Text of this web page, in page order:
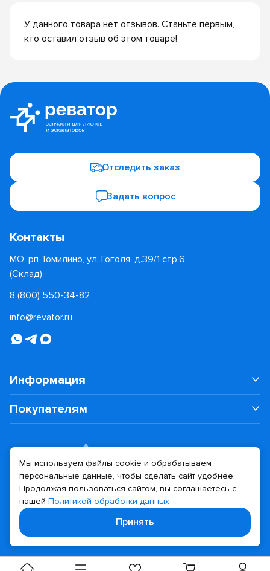
У данного товара нет отзывов. Станьте первым,
кто оставил отзыв об этом товаре!
Отследить заказ
Задать вопрос
Контакты
МО, рп Томилино, ул. Гоголя, д.39/1 стр.6
(Склад)
8 (800) 550-34-82
info@revator.ru
Информация
Покупателям
Политика конфиденциальности
Дизайн сайта Разработка сайта
Мы используем файлы cookie и обрабатываем
персональные данные, чтобы сделать сайт удобнее.
Продолжая пользоваться сайтом, вы соглашаетесь с
нашей Политикой обработки данных
Принять